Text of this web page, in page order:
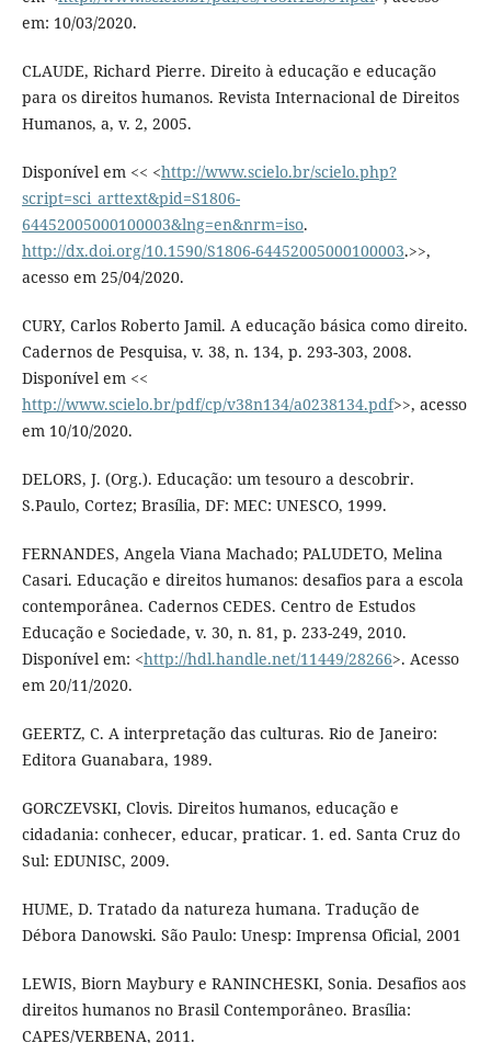
em: 10/03/2020.
CLAUDE, Richard Pierre. Direito à educação e educação
para os direitos humanos. Revista Internacional de Direitos
Humanos, a, v. 2, 2005.
Disponível em << <http://www.scielo.br/scielo.php?
script=sci_arttext&pid=S1806-
64452005000100003&lng=en&nrm=iso.
http://dx.doi.org/10.1590/S1806-64452005000100003.>>,
acesso em 25/04/2020.
CURY, Carlos Roberto Jamil. A educação básica como direito.
Cadernos de Pesquisa, v. 38, n. 134, p. 293-303, 2008.
Disponível em <<
http://www.scielo.br/pdf/cp/v38n134/a0238134.pdf>>, acesso
em 10/10/2020.
DELORS, J. (Org.). Educação: um tesouro a descobrir.
S.Paulo, Cortez; Brasília, DF: MEC: UNESCO, 1999.
FERNANDES, Angela Viana Machado; PALUDETO, Melina
Casari. Educação e direitos humanos: desafios para a escola
contemporânea. Cadernos CEDES. Centro de Estudos
Educação e Sociedade, v. 30, n. 81, p. 233-249, 2010.
Disponível em: <http://hdl.handle.net/11449/28266>. Acesso
em 20/11/2020.
GEERTZ, C. A interpretação das culturas. Rio de Janeiro:
Editora Guanabara, 1989.
GORCZEVSKI, Clovis. Direitos humanos, educação e
cidadania: conhecer, educar, praticar. 1. ed. Santa Cruz do
Sul: EDUNISC, 2009.
HUME, D. Tratado da natureza humana. Tradução de
Débora Danowski. São Paulo: Unesp: Imprensa Oficial, 2001
LEWIS, Biorn Maybury e RANINCHESKI, Sonia. Desafios aos
direitos humanos no Brasil Contemporâneo. Brasília:
CAPES/VERBENA, 2011.